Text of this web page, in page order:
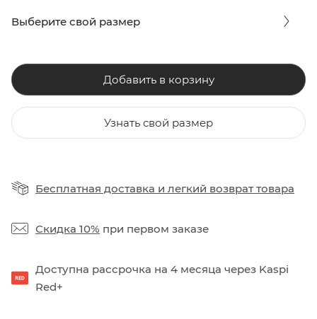
Выберите свой размер
Добавить в корзину
Узнать свой размер
Бесплатная доставка и легкий возврат товара
Скидка 10% при первом заказе
Доступна рассрочка на 4 месяца через Kaspi
Red+